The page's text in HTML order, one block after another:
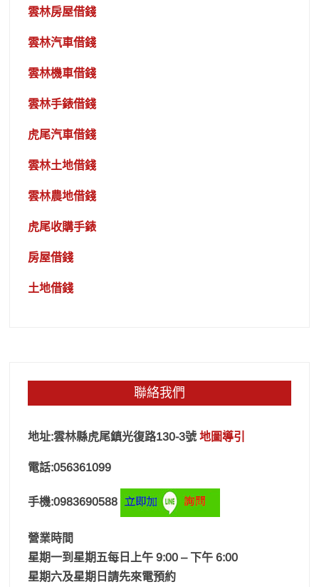
雲林房屋借錢
雲林汽車借錢
雲林機車借錢
雲林手錶借錢
虎尾汽車借錢
雲林土地借錢
雲林農地借錢
虎尾收購手錶
房屋借錢
土地借錢
聯絡我們
地址:雲林縣虎尾鎮光復路130-3號地圖導引
電話:056361099
手機:0983690588
營業時間
星期一到星期五每日上午 9:00 – 下午 6:00
星期六及星期日請先來電預約